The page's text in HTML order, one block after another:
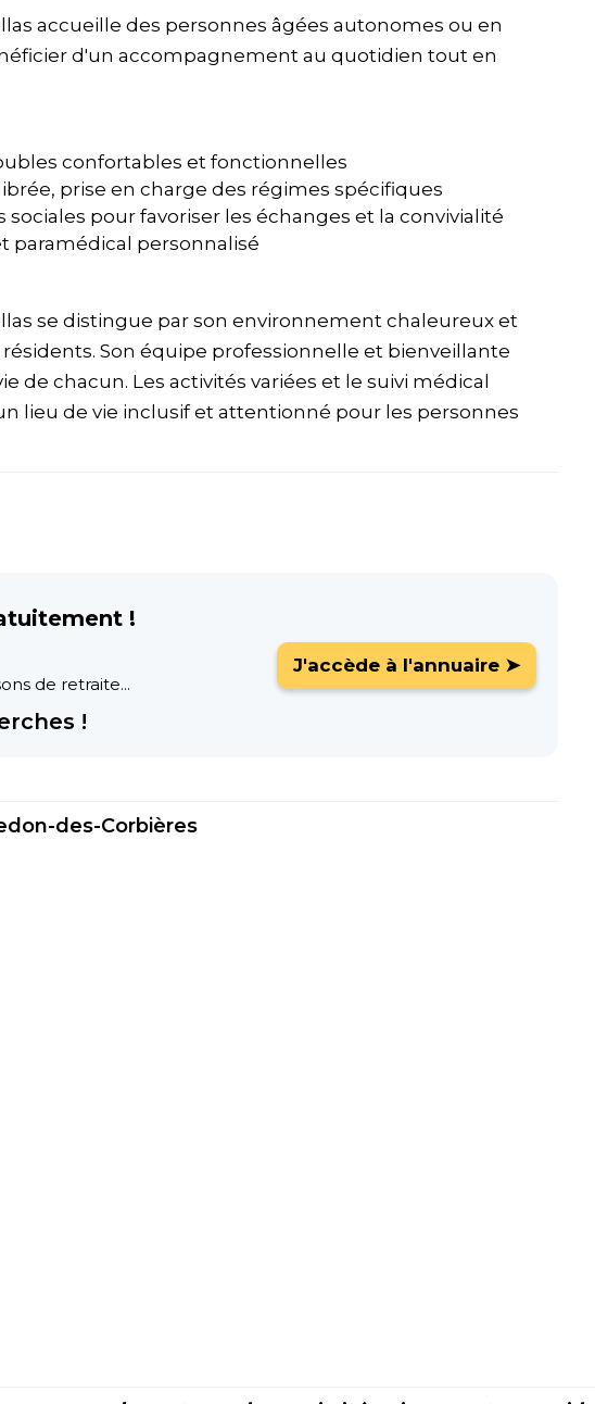
accueille des personnes âgées autonomes ou en
d'un accompagnement au quotidien tout en
confortables et fonctionnelles
prise en charge des régimes spécifiques
pour favoriser les échanges et la convivialité
paramédical personnalisé
se distingue par son environnement chaleureux et
Son équipe professionnelle et bienveillante
de chacun. Les activités variées et le suivi médical
lieu de vie inclusif et attentionné pour les personnes
!
de retraite...
!
J'accède à l'annuaire ➤
des-Corbières